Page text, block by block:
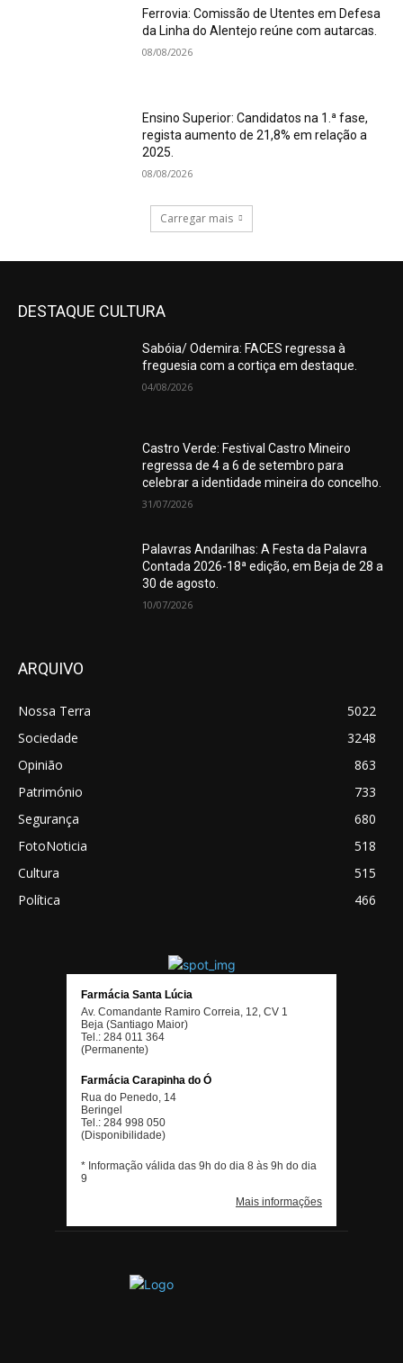
Ferrovia: Comissão de Utentes em Defesa
da Linha do Alentejo reúne com autarcas.
08/08/2026
Ensino Superior: Candidatos na 1.ª fase,
regista aumento de 21,8% em relação a
2025.
08/08/2026
Carregar mais
DESTAQUE CULTURA
Sabóia/ Odemira: FACES regressa à
freguesia com a cortiça em destaque.
04/08/2026
Castro Verde: Festival Castro Mineiro
regressa de 4 a 6 de setembro para
celebrar a identidade mineira do concelho.
31/07/2026
Palavras Andarilhas: A Festa da Palavra
Contada 2026-18ª edição, em Beja de 28 a
30 de agosto.
10/07/2026
ARQUIVO
Nossa Terra
5022
Sociedade
3248
Opinião
863
Património
733
Segurança
680
FotoNoticia
518
Cultura
515
Política
466